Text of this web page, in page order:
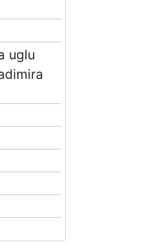
uglu